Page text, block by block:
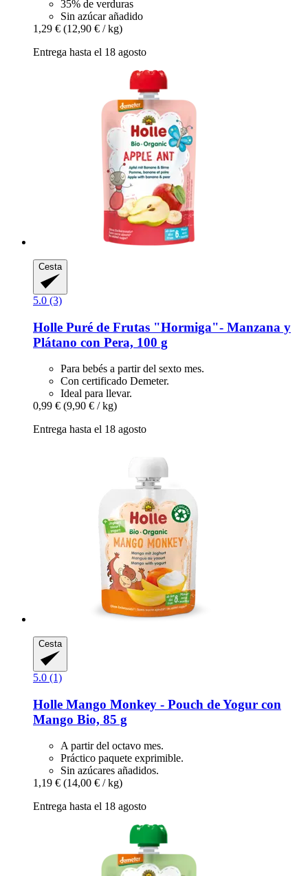
35% de verduras
Sin azúcar añadido
1,29 € (12,90 € / kg)
Entrega hasta el 18 agosto
Cesta
5.0 (3)
Holle Puré de Frutas "Hormiga"-​ Manzana y
Plátano con Pera, 100 g
Para bebés a partir del sexto mes.
Con certificado Demeter.
Ideal para llevar.
0,99 € (9,90 € / kg)
Entrega hasta el 18 agosto
Cesta
5.0 (1)
Holle Mango Monkey -​ Pouch de Yogur con
Mango Bio, 85 g
A partir del octavo mes.
Práctico paquete exprimible.
Sin azúcares añadidos.
1,19 € (14,00 € / kg)
Entrega hasta el 18 agosto